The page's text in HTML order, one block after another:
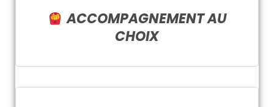
ACCOMPAGNEMENT AU
CHOIX